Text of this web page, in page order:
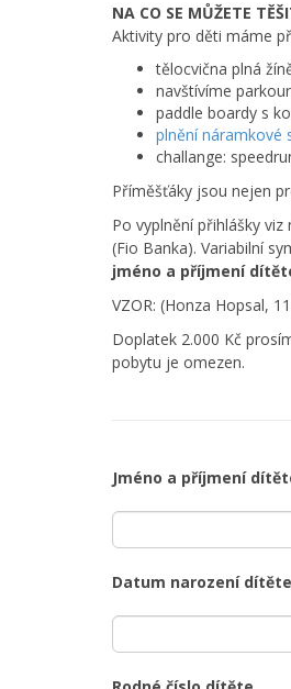
NA CO SE MŮŽETE
Aktivity pro děti máme
tělocvična plná
navštívíme
paddle boardy s
plnění náramkové
challange:
Příměšťáky jsou nejen
Po vyplnění přihlášky
(Fio Banka). Variabilní
jméno a příjmení
VZOR: (Honza Hopsal,
Doplatek 2.000 Kč
pobytu je omezen.
Jméno a příjmení
Datum narození